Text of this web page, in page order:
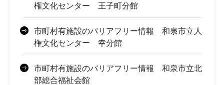
権文化センター 王子町分館
市町村有施設のバリアフリー情報 和泉市立人
権文化センター 幸分館
市町村有施設のバリアフリー情報 和泉市立北
部総合福祉会館